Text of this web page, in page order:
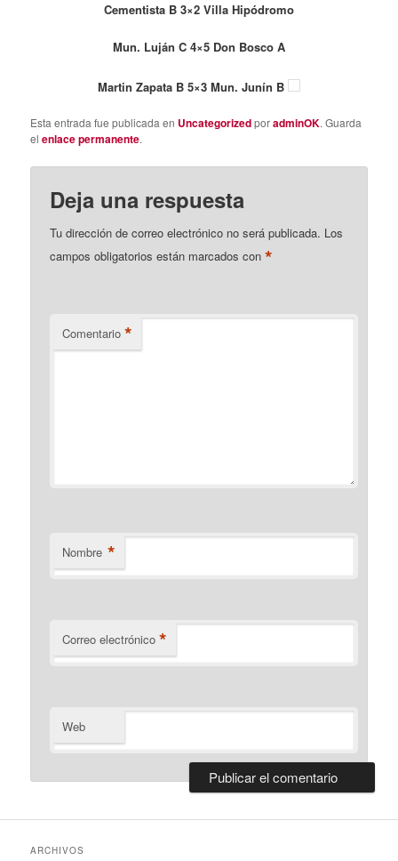
Cementista B 3×2 Villa Hipódromo
Mun. Luján C 4×5 Don Bosco A
Martin Zapata B 5×3 Mun. Junín B
Esta entrada fue publicada en UncategorizedporadminOK. Guarda
elenlace permanente.
Deja una respuesta
Tu dirección de correo electrónico no será publicada. Los
campos obligatorios están marcados con*
Comentario *
Nombre *
Correo electrónico *
Web
ARCHIVOS